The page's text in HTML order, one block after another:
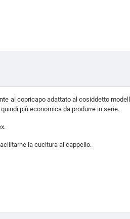
al copricapo adattato al cosiddetto
più economica da produrre in serie.
la cucitura al cappello.